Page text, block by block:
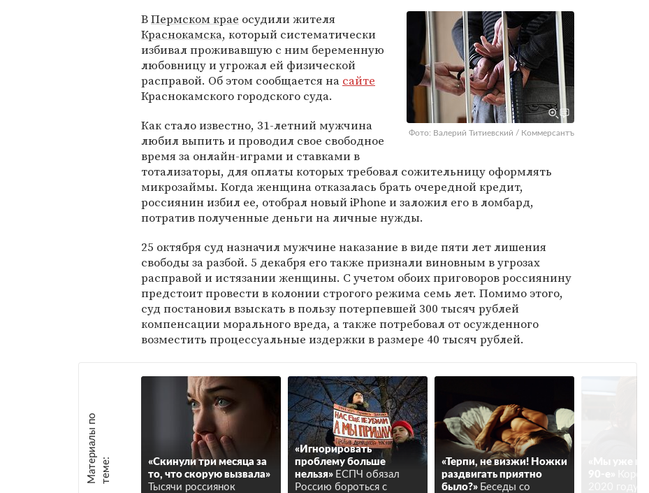
Фото: Валерий Титиевский / Коммерсантъ
ВПермском крае осудили жителя
Краснокамска, который систематически
избивал проживавшую с ним беременную
любовницу и угрожал ей физической
расправой. Об этом сообщается на сайте
Краснокамского городского суда.
Как стало известно, 31-летний мужчина
любил выпить и проводил свое свободное
время за онлайн-играми и ставками в
тотализаторы, для оплаты которых требовал сожительницу оформлять
микрозаймы. Когда женщина отказалась брать очередной кредит,
россиянин избил ее, отобрал новый iPhone и заложил его в ломбард,
потратив полученные деньги на личные нужды.
25 октября суд назначил мужчине наказание в виде пяти лет лишения
свободы за разбой. 5 декабря его также признали виновным в угрозах
расправой и истязании женщины. С учетом обоих приговоров россиянину
предстоит провести в колонии строгого режима семь лет. Помимо этого,
суд постановил взыскать в пользу потерпевшей 300 тысяч рублей
компенсации морального вреда, а также потребовал от осужденного
возместить процессуальные издержки в размере 40 тысяч рублей.
М
а
т е
р
и
а
л
ы
п
о
т
е
м
е :
«Скинули три месяца за
то, что скорую вызвала»
Тысячи россиянок
«Игнорировать
проблему больше
нельзя» ЕСПЧ обязал
Россию бороться с
«Терпи, не визжи! Ножки
раздвигать приятно
было?» Беседы со